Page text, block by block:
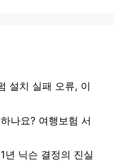
설치 실패 오류, 이
나요? 여행보험 서
년 닉슨 결정의 진실